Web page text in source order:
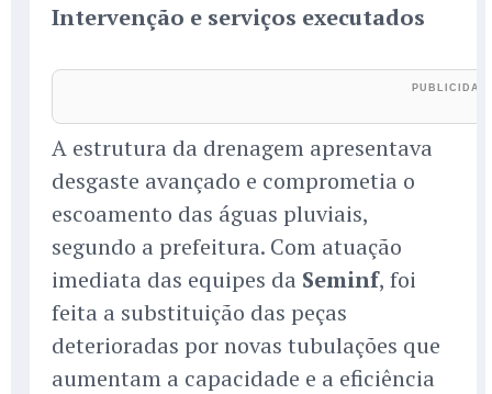
Intervenção e serviços executados
A estrutura da drenagem apresentava
desgaste avançado e comprometia o
escoamento das águas pluviais,
segundo a prefeitura. Com atuação
imediata das equipes da Seminf, foi
feita a substituição das peças
deterioradas por novas tubulações que
aumentam a capacidade e a eficiência